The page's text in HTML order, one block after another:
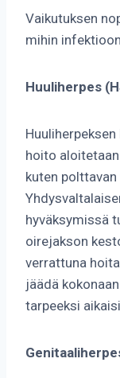
Vaikutuksen
mihin
Huuliherpes
hoito
kuten
hyväksymissä
oirejakson
verrattuna
jäädä
tarpeeksi